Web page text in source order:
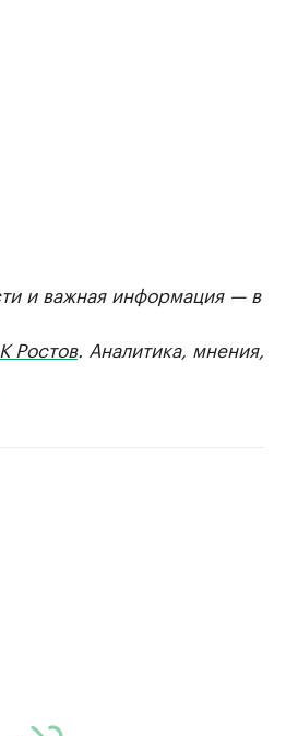
и важная информация — в
Ростов. Аналитика, мнения,